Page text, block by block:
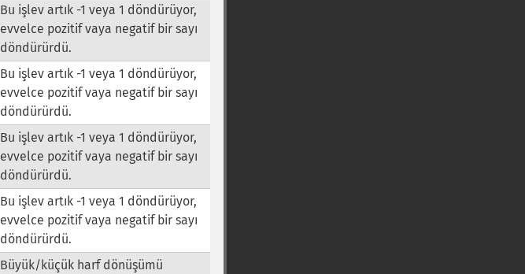
Bu işlev artık -1 veya 1 döndürüyor,
evvelce pozitif vaya negatif bir sayı
döndürürdü.
Bu işlev artık -1 veya 1 döndürüyor,
evvelce pozitif vaya negatif bir sayı
döndürürdü.
Bu işlev artık -1 veya 1 döndürüyor,
evvelce pozitif vaya negatif bir sayı
döndürürdü.
Bu işlev artık -1 veya 1 döndürüyor,
evvelce pozitif vaya negatif bir sayı
döndürürdü.
Büyük/küçük harf dönüşümü